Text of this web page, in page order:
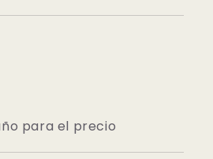
para el precio